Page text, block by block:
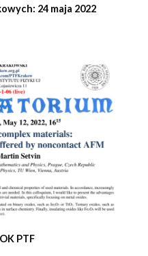
24 maja 2022
PTF